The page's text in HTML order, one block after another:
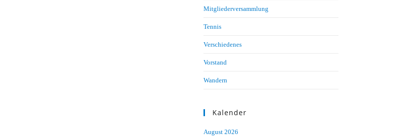
Mitgliederversammlung
Tennis
Verschiedenes
Vorstand
Wandern
Kalender
August 2026